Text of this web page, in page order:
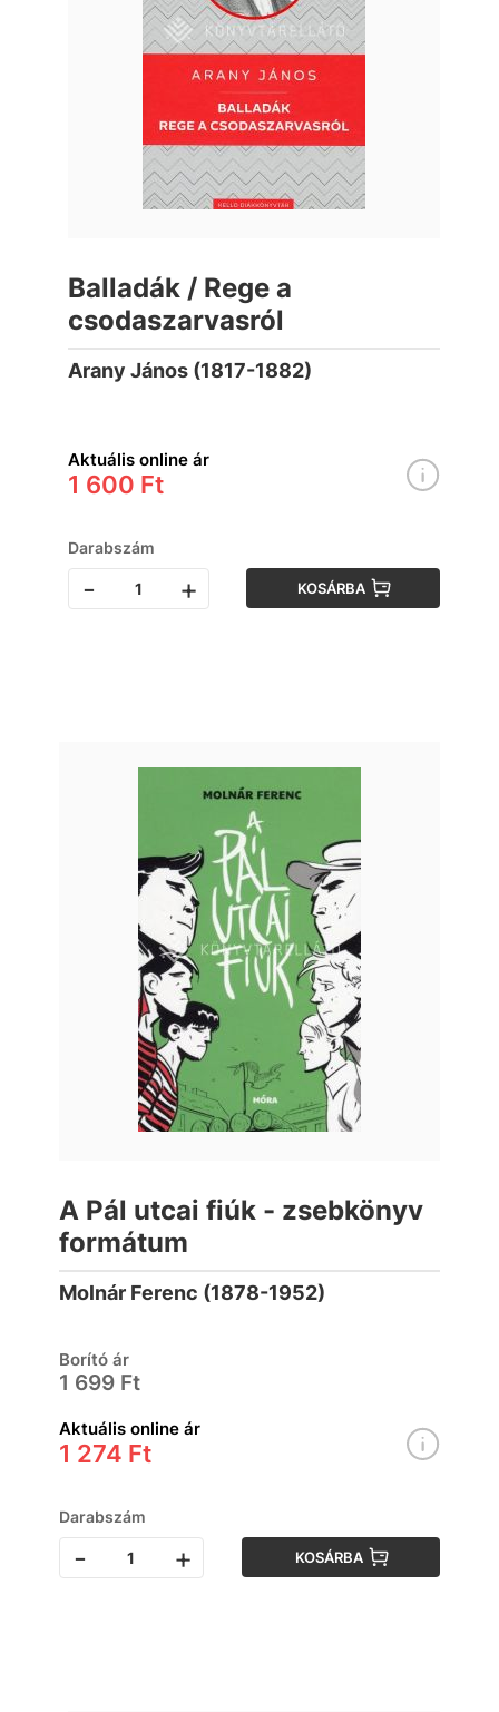
Balladák / Rege a
csodaszarvasról
Arany János (1817-1882)
Aktuális online ár
1 600 Ft
Darabszám
- + KOSÁRBA
A Pál utcai fiúk - zsebkönyv
formátum
Molnár Ferenc (1878-1952)
Borító ár
1 699 Ft
Aktuális online ár
1 274 Ft
Darabszám
- + KOSÁRBA